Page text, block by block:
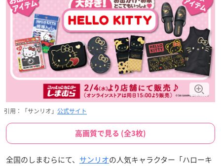
引用：「サンリオ」 公式サイト
高画質で見る (全3枚)
全国のしまむらにて、 サンリオの人気キャラクター「ハローキ